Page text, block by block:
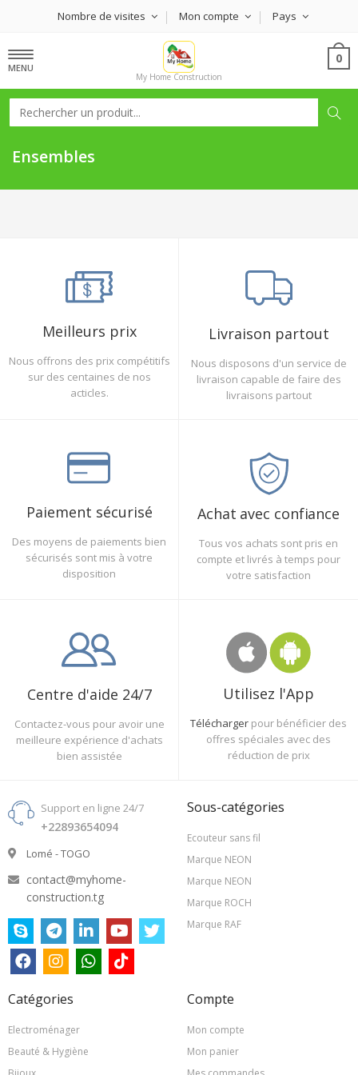
Nombre de visites Mon compte Pays
MENU
My Home Construction
0
Ensembles
Meilleurs prix
Nous offrons des prix compétitifs
sur des centaines de nos
acticles.
Livraison partout
Nous disposons d'un service de
livraison capable de faire des
livraisons partout
Paiement sécurisé
Des moyens de paiements bien
sécurisés sont mis à votre
disposition
Achat avec confiance
Tous vos achats sont pris en
compte et livrés à temps pour
votre satisfaction
Centre d'aide 24/7
Contactez-vous pour avoir une
meilleure expérience d'achats
bien assistée
Utilisez l'App
Télécharger pour bénéficier des
offres spéciales avec des
réduction de prix
Support en ligne 24/7
+22893654094
Lomé - TOGO
contact@myhome-
construction.tg
Sous-catégories
Ecouteur sans fil
Marque NEON
Marque NEON
Marque ROCH
Marque RAF
Catégories
Electroménager
Beauté & Hygiène
Compte
Mon compte
Mon panier